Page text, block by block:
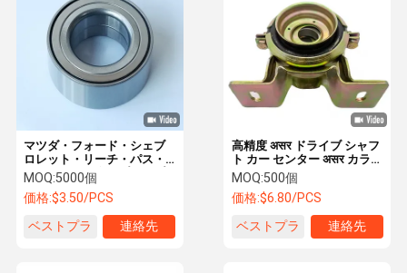
マツダ・フォード・シェブ
ロレット・リーチ・パス・
アウディ用の自動プロップ
シャフトセンターベアリン
グ
MOQ:5000個
価格:$3.50/PCS
ベストプラ
連絡先
高精度 असर ドライブ シャフ
ト カー センター असर カラー
亜鉛
MOQ:500個
価格:$6.80/PCS
ベストプラ
連絡先